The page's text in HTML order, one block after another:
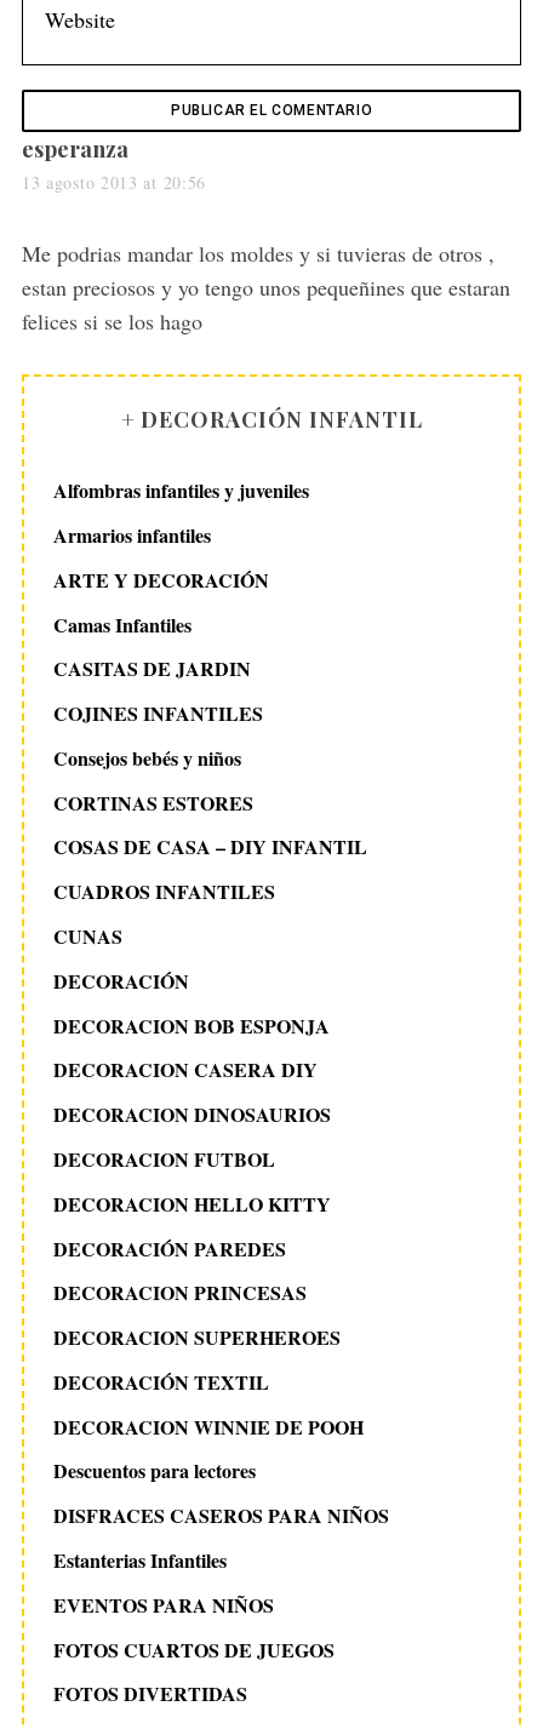
s
a
s
:
esperanza
13 agosto 2013 at 20:56
Me podrias mandar los moldes y si tuvieras de otros ,
estan preciosos y yo tengo unos pequeñines que estaran
felices si se los hago
+ DECORACIÓN INFANTIL
Alfombras infantiles y juveniles
Armarios infantiles
ARTE Y DECORACIÓN
Camas Infantiles
CASITAS DE JARDIN
COJINES INFANTILES
Consejos bebés y niños
CORTINAS ESTORES
COSAS DE CASA – DIY INFANTIL
CUADROS INFANTILES
CUNAS
DECORACIÓN
DECORACION BOB ESPONJA
DECORACION CASERA DIY
DECORACION DINOSAURIOS
DECORACION FUTBOL
DECORACION HELLO KITTY
DECORACIÓN PAREDES
DECORACION PRINCESAS
DECORACION SUPERHEROES
DECORACIÓN TEXTIL
DECORACION WINNIE DE POOH
Descuentos para lectores
DISFRACES CASEROS PARA NIÑOS
Estanterias Infantiles
EVENTOS PARA NIÑOS
FOTOS CUARTOS DE JUEGOS
FOTOS DIVERTIDAS